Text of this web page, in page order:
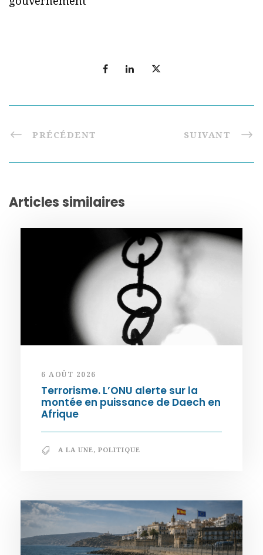
PRÉCÉDENT SUIVANT
Articles similaires
6 AOÛT 2026
Terrorisme. L’ONU alerte sur la
montée en puissance de Daech en
Afrique
A LA UNE, POLITIQUE